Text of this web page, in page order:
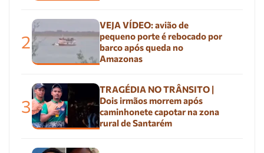
2
VEJA VÍDEO: avião de
pequeno porte é rebocado por
barco após queda no
Amazonas
3
TRAGÉDIA NO TRÂNSITO |
Dois irmãos morrem após
caminhonete capotar na zona
rural de Santarém